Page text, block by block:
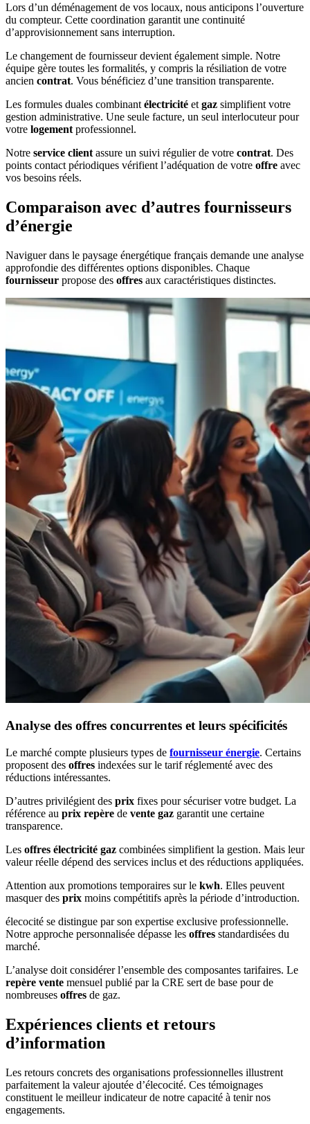
Lors d’un déménagement de vos locaux, nous anticipons l’ouverture
du compteur. Cette coordination garantit une continuité
d’approvisionnement sans interruption.
Le changement de fournisseur devient également simple. Notre
équipe gère toutes les formalités, y compris la résiliation de votre
ancien contrat. Vous bénéficiez d’une transition transparente.
Les formules duales combinant électricité et gaz simplifient votre
gestion administrative. Une seule facture, un seul interlocuteur pour
votre logement professionnel.
Notre service client assure un suivi régulier de votre contrat. Des
points contact périodiques vérifient l’adéquation de votre offre avec
vos besoins réels.
Comparaison avec d’autres fournisseurs
d’énergie
Naviguer dans le paysage énergétique français demande une analyse
approfondie des différentes options disponibles. Chaque
fournisseur propose des offres aux caractéristiques distinctes.
Analyse des offres concurrentes et leurs spécificités
Le marché compte plusieurs types de fournisseur énergie. Certains
proposent des offres indexées sur le tarif réglementé avec des
réductions intéressantes.
D’autres privilégient des prix fixes pour sécuriser votre budget. La
référence au prix repère de vente gaz garantit une certaine
transparence.
Les offres électricité gaz combinées simplifient la gestion. Mais leur
valeur réelle dépend des services inclus et des réductions appliquées.
Attention aux promotions temporaires sur le kwh. Elles peuvent
masquer des prix moins compétitifs après la période d’introduction.
élecocité se distingue par son expertise exclusive professionnelle.
Notre approche personnalisée dépasse les offres standardisées du
marché.
L’analyse doit considérer l’ensemble des composantes tarifaires. Le
repère vente mensuel publié par la CRE sert de base pour de
nombreuses offres de gaz.
Expériences clients et retours
d’information
Les retours concrets des organisations professionnelles illustrent
parfaitement la valeur ajoutée d’élecocité. Ces témoignages
constituent le meilleur indicateur de notre capacité à tenir nos
engagements.